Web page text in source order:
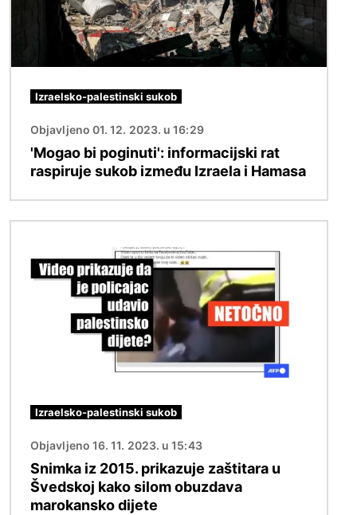
Izraelsko-palestinski sukob
Objavljeno 01. 12. 2023. u 16:29
'Mogao bi poginuti': informacijski rat
raspiruje sukob između Izraela i Hamasa
Izraelsko-palestinski sukob
Objavljeno 16. 11. 2023. u 15:43
Snimka iz 2015. prikazuje zaštitara u
Švedskoj kako silom obuzdava
marokansko dijete